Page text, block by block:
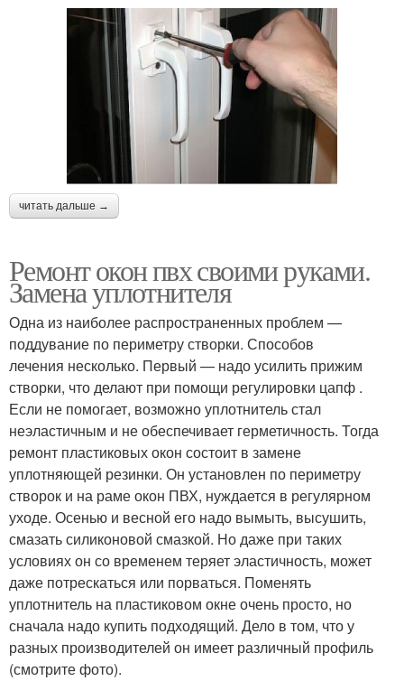
читать дальше →
Ремонт окон пвх своими руками.
Замена уплотнителя
Одна из наиболее распространенных проблем —
поддувание по периметру створки. Способов
лечения несколько. Первый — надо усилить прижим
створки, что делают при помощи регулировки цапф .
Если не помогает, возможно уплотнитель стал
неэластичным и не обеспечивает герметичность. Тогда
ремонт пластиковых окон состоит в замене
уплотняющей резинки. Он установлен по периметру
створок и на раме окон ПВХ, нуждается в регулярном
уходе. Осенью и весной его надо вымыть, высушить,
смазать силиконовой смазкой. Но даже при таких
условиях он со временем теряет эластичность, может
даже потрескаться или порваться. Поменять
уплотнитель на пластиковом окне очень просто, но
сначала надо купить подходящий. Дело в том, что у
разных производителей он имеет различный профиль
(смотрите фото).